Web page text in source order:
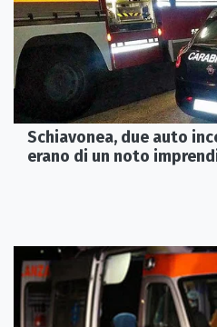
Schiavonea, due auto
erano di un noto